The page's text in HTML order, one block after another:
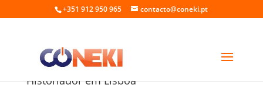
+351 912 950 965 contacto@coneki.pt
Agência de marketing digital para
Historiador em Lisboa